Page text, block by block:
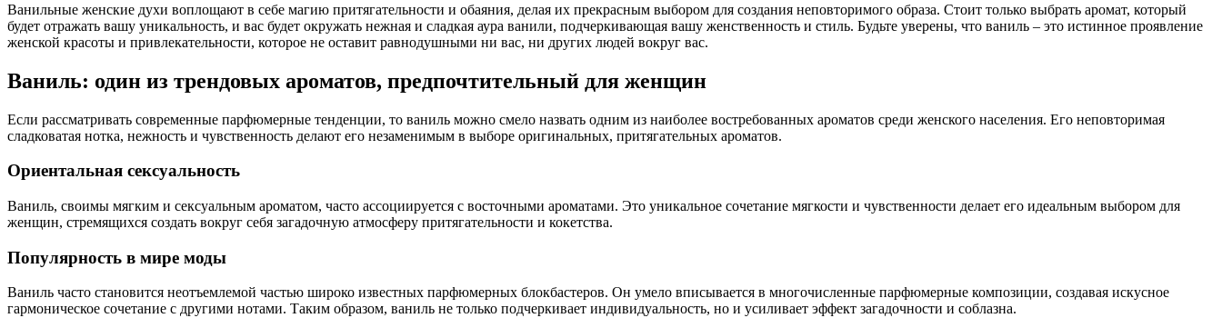
Ванильные женские духи воплощают в себе магию притягательности и обаяния, делая их прекрасным выбором для создания неповторимого образа. Стоит только выбрать аромат, который
будет отражать вашу уникальность, и вас будет окружать нежная и сладкая аура ванили, подчеркивающая вашу женственность и стиль. Будьте уверены, что ваниль – это истинное проявление
женской красоты и привлекательности, которое не оставит равнодушными ни вас, ни других людей вокруг вас.
Ваниль: один из трендовых ароматов, предпочтительный для женщин
Если рассматривать современные парфюмерные тенденции, то ваниль можно смело назвать одним из наиболее востребованных ароматов среди женского населения. Его неповторимая
сладковатая нотка, нежность и чувственность делают его незаменимым в выборе оригинальных, притягательных ароматов.
Ориентальная сексуальность
Ваниль, своимы мягким и сексуальным ароматом, часто ассоциируется с восточными ароматами. Это уникальное сочетание мягкости и чувственности делает его идеальным выбором для
женщин, стремящихся создать вокруг себя загадочную атмосферу притягательности и кокетства.
Популярность в мире моды
Ваниль часто становится неотъемлемой частью широко известных парфюмерных блокбастеров. Он умело вписывается в многочисленные парфюмерные композиции, создавая искусное
гармоническое сочетание с другими нотами. Таким образом, ваниль не только подчеркивает индивидуальность, но и усиливает эффект загадочности и соблазна.